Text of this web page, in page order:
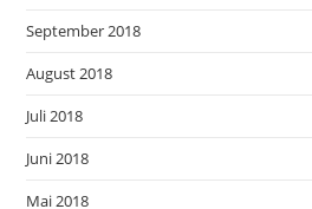
September 2018
August 2018
Juli 2018
Juni 2018
Mai 2018